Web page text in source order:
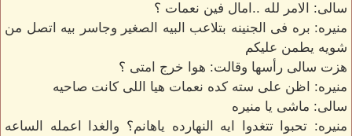
سالى: الامر لله ..امال فين نعمات ؟
منيره: بره فى الجنينه بتلاعب البيه الصغير وجاسر بيه اتصل من
شويه يطمن عليكم
هزت سالى رأسها وقالت: هوا خرج امتى ؟
منيره: اظن على سته كده نعمات هيا اللى كانت صاحيه
سالى: ماشى يا منيره
منيره: تحبوا تتغدوا ايه النهارده ياهانم؟ والغدا اعمله الساعه